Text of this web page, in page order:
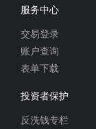
服务中心
交易登录
账户查询
表单下载
投资者保护
反洗钱专栏